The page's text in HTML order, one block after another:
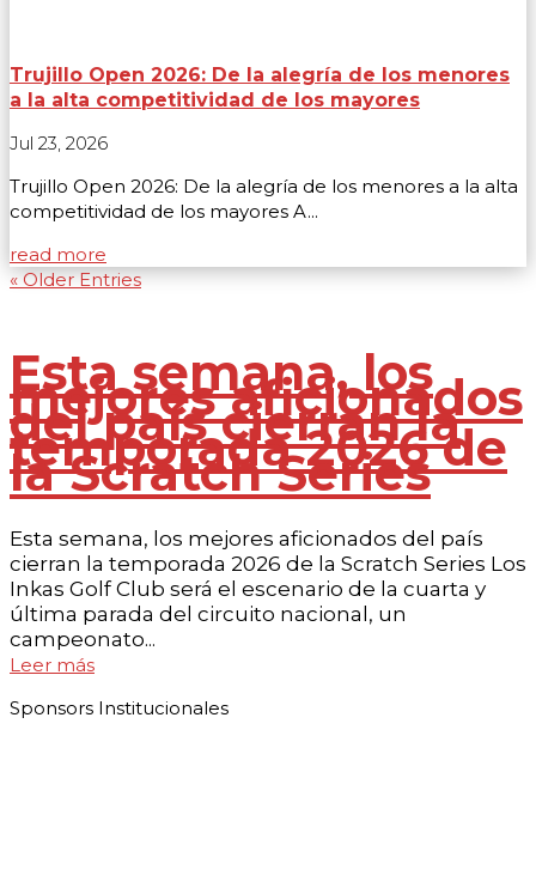
Trujillo Open 2026: De la alegría de los menores
a la alta competitividad de los mayores
Jul 23, 2026
Trujillo Open 2026: De la alegría de los menores a la alta
competitividad de los mayores A...
read more
« Older Entries
Esta semana, los
mejores aficionados
del país cierran la
temporada 2026 de
la Scratch Series
Esta semana, los mejores aficionados del país
cierran la temporada 2026 de la Scratch Series Los
Inkas Golf Club será el escenario de la cuarta y
última parada del circuito nacional, un
campeonato...
Leer más
Sponsors Institucionales